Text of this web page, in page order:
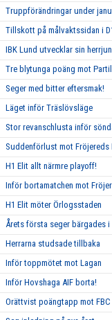
Truppförändringar under
Tillskott på målvaktssidan i
IBK Lund utvecklar sin
Tre blytunga poäng mot
Seger med bitter eftersmak!
Läget inför Träslövsläge
Stor revanschlusta inför
Suddenförlust mot Fröjereds
H1 Elit allt närmre playoff!
Inför bortamatchen mot
H1 Elit möter Örlogsstaden
Årets första seger bärgades i
Herrarna studsade tillbaka
Inför toppmötet mot Lagan
Inför Hovshaga AIF borta!
Orättvist poängtapp mot